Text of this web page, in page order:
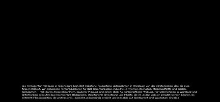
Als Filmagentur mit Basis in Regensburg begleitet Oakstone Productions Unternehmen in Würzburg von der strategischen Idee bis zum
finalen Rollout. Wir entwickeln Filmproduktionen für B2B-Kommunikation, industrielle Themen, Recruiting, Markenauftritte und digitale
Kampagnen – mit klaren Ansprechpartnern, sauberer Planung und einem Blick für wirtschaftliche Wirkung. Für Unternehmen in Würzburg und
Unterfranken bedeutet das: hochwertige Bildsprache, strukturierte Umsetzung und Inhalte, die im Alltag wirklich genutzt werden können. So
entsteht Filmproduktion, die professionell aussieht, glaubwürdig erzählt und messbar auf Sichtbarkeit und Wachstum einzahlt.